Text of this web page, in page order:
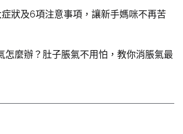
症狀及6項注意事項，讓新手媽咪不再苦
怎麼辦？肚子脹氣不用怕，教你消脹氣最